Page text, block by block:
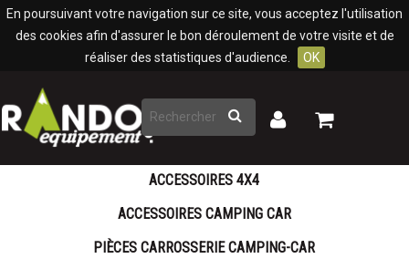
En poursuivant votre navigation sur ce site, vous acceptez l'utilisation
des cookies afin d'assurer le bon déroulement de votre visite et de
réaliser des statistiques d'audience.
OK
Rechercher
Mon
Mon
ACCESSOIRES 4X4
ACCESSOIRES CAMPING CAR
PIÈCES CARROSSERIE CAMPING-CAR
Panneau de gestion des cookies